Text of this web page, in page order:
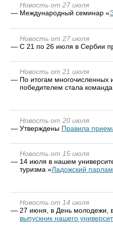
Новость от 27 июля
— Международный семинар «
Новость от 27 июля
— С 21 по 26 июля в Сербии
Новость от 21 июля
— По итогам многочисленных
победителем стала
Новость от 20 июля
— Утверждены Правила
Новость от 15 июля
— 14 июля в нашем
туризма «Ладожский
Новость от 14 июля
— 27 июня, в День молодежи,
выпускник нашего